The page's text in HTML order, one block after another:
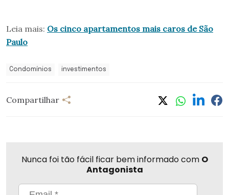
Leia mais: Os cinco apartamentos mais caros de São
Paulo
Condomínios investimentos
Compartilhar
Nunca foi tão fácil ficar bem informado com O
Antagonista